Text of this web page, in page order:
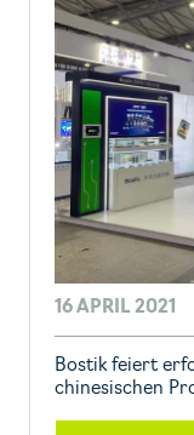
16 APRIL 2021
Bostik feiert
chinesischen